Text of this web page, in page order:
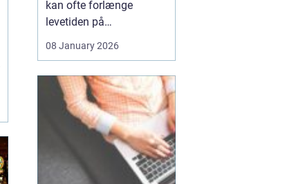
kan ofte forlænge
levetiden på
glas med mange år. For
valget mellem at
reparere eller udskifte
hele vinduet, og
beslutningen har både
08 January 2026